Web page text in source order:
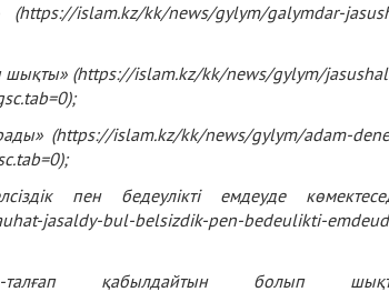
(https://islam.kz/kk/news/gylym/galymdar-
шықты» (https://islam.kz/kk/news/gylym/
);
(https://islam.kz/kk/news/gylym/adam-
);
пен бедеулікті емдеуде
jasaldy-bul-belsizdik-pen-bedeulikti-
қабылдайтын болып